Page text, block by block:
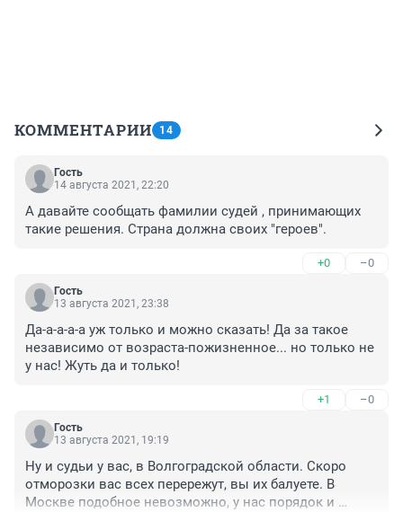
КОММЕНТАРИИ 14
Гость
14 августа 2021, 22:20
А давайте сообщать фамилии судей , принимающих
такие решения. Страна должна своих "героев".
+0 –0
Гость
13 августа 2021, 23:38
Да-а-а-а-а уж только и можно сказать! Да за такое
независимо от возраста-пожизненное... но только не
у нас! Жуть да и только!
+1 –0
Гость
13 августа 2021, 19:19
Ну и судьи у вас, в Волгоградской области. Скоро
отморозки вас всех перережут, вы их балуете. В
Москве подобное невозможно, у нас порядок и